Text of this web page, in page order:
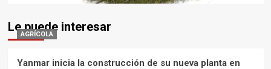
Le puede interesar
AGRÍCOLA
Yanmar inicia la construcción de su nueva planta en